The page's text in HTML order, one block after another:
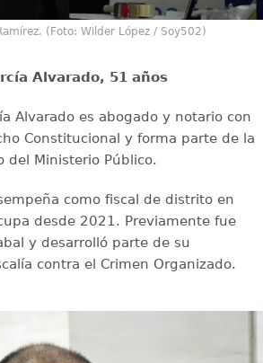
(Foto: Wilder López / Soy502)
Alvarado, 51 años
Alvarado es abogado y notario con
Constitucional y forma parte de la
del Ministerio Público.
como fiscal de distrito en
desde 2021. Previamente fue
y desarrolló parte de su
contra el Crimen Organizado.